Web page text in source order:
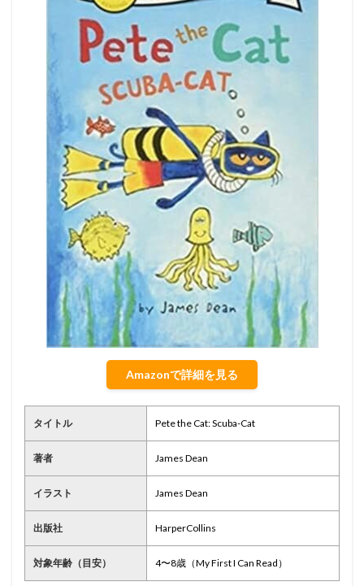
Amazonで詳細を見る
タイトル Pete the Cat: Scuba-Cat
著者 James Dean
イラスト James Dean
出版社 HarperCollins
対象年齢（目安） 4〜8歳（My First I Can Read）